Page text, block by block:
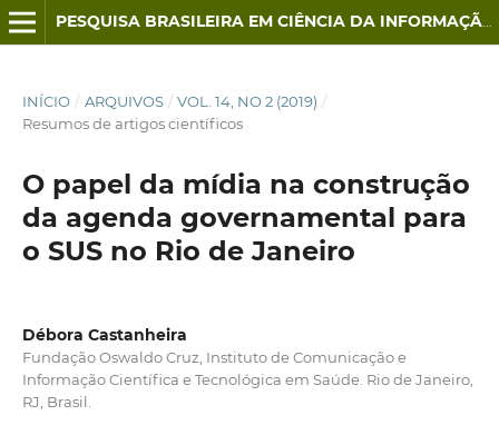
PESQUISA BRASILEIRA EM CIÊNCIA DA INFORMAÇÃO E BIBLIOTECONOMIA
INÍCIO / ARQUIVOS / VOL. 14, NO 2 (2019) /
Resumos de artigos científicos
O papel da mídia na construção
da agenda governamental para
o SUS no Rio de Janeiro
Débora Castanheira
Fundação Oswaldo Cruz, Instituto de Comunicação e
Informação Científica e Tecnológica em Saúde. Rio de Janeiro,
RJ, Brasil.